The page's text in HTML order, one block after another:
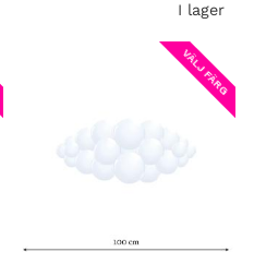
I lager
VÄLJ FÄRG